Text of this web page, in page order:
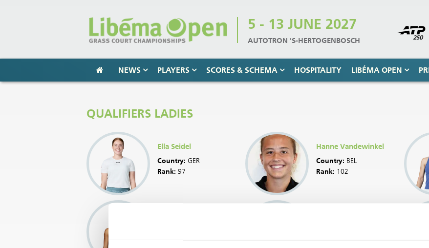
5 - 13 JUNE 2027
AUTOTRON 'S-HERTOGENBOSCH
NEWS PLAYERS SCORES & SCHEMA HOSPITALITY LIBÉMA OPEN
QUALIFIERS LADIES
Ella Seidel
Country: GER
Rank: 97
Hanne Vandewinkel
Country: BEL
Rank: 102
Rank:118
Rank:132